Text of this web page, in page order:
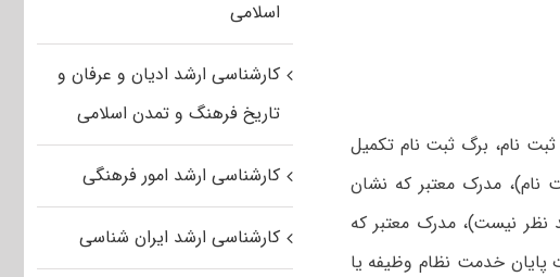
از طریق سامانه ثبت نام، برگ ثبت نام تکمیل
یک قطعه عکس ۴*۳ روی فرم ثبت نام)، مدرک معتبر که نشان
نیست)، مدرک معتبر که
خدمت نظام وظیفه یا
اسلامی
کارشناسی ارشد ادیان و عرفان و
تاریخ فرهنگ و تمدن اسلامی
کارشناسی ارشد امور فرهنگی
کارشناسی ارشد ایران شناسی